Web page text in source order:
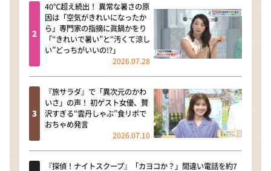
ポツンと一軒家
ザキ山小屋本館
ぺこぱのまるスポ
40℃超え続出！ 異常な暑さの原
因は「空気がきれいになったか
ら」専門家の指摘に眞鍋かをり
「“きれいで暑い”と“汚くて涼し
い”どっちがいいの!?」
2026.07.28
『旅サラダ』で「異次元のかわ
いさ」の声！ 初ゲスト女優、贅
沢すぎる“雲丹しゃぶ”食リポで
おちゃめ発言
2026.07.10
『探偵！ナイトスクープ』「カヨコか？」間違い電話を約7